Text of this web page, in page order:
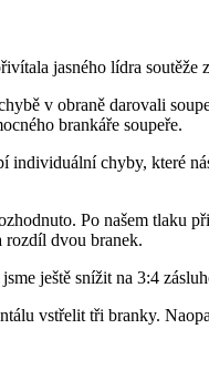
jasného lídra soutěže
v obraně darovali
brankáře soupeře.
chyby, které
Po našem tlaku
rozdíl dvou branek.
ještě snížit na 3:4
vstřelit tři branky.